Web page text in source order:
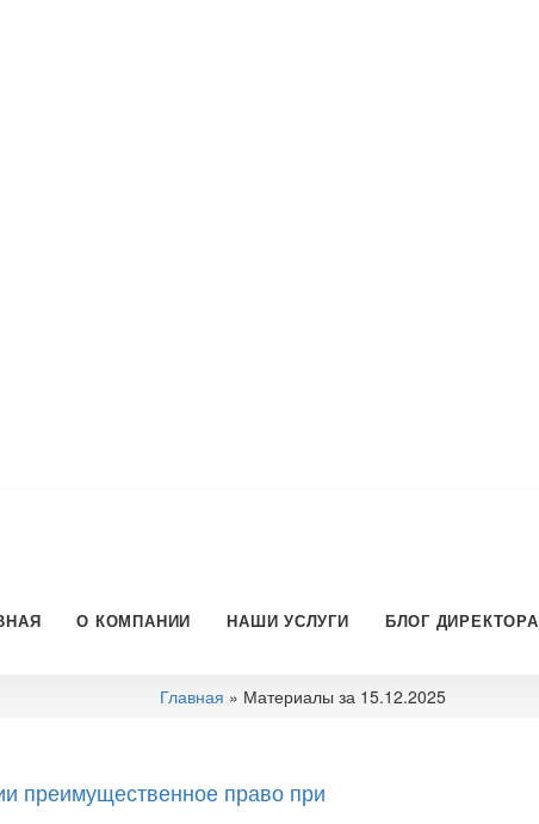
О КОМПАНИИ НАШИ УСЛУГИ БЛОГ ДИРЕКТОРА
Главная » Материалы за 15.12.2025
преимущественное право при